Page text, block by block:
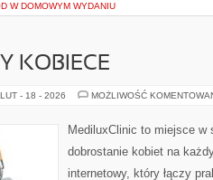
W DOMOWYM WYDANIU
KOBIECE
LUT - 18 - 2026 MOŻLIWOŚĆ
MediluxClinic to miejsce
dobrostanie kobiet na
internetowy, który łączy